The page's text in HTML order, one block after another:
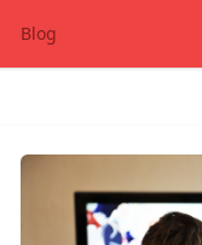
Blog